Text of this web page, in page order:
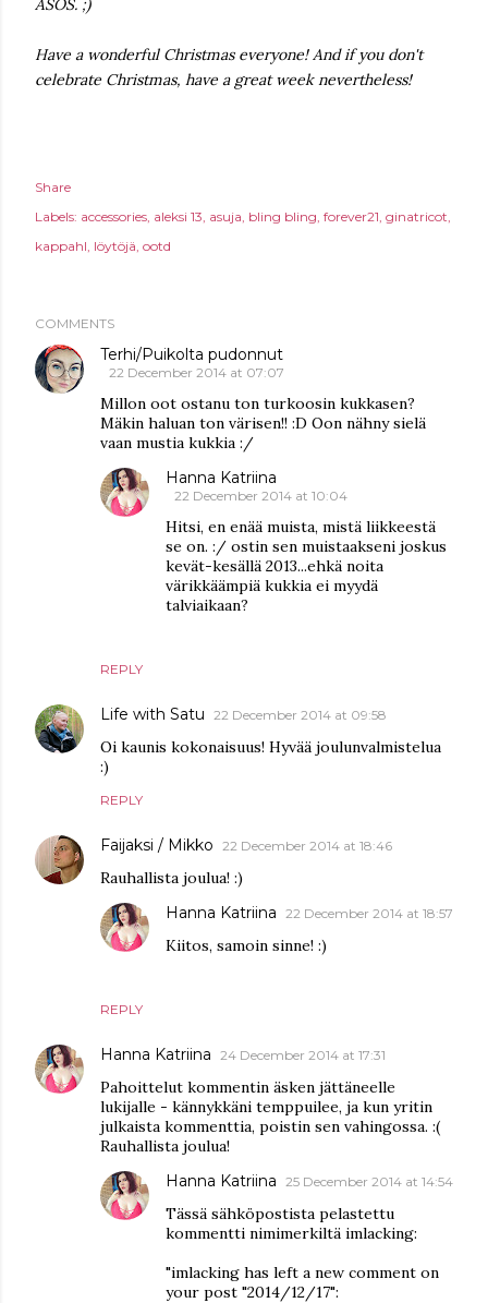
ASOS. ;)
Have a wonderful Christmas everyone! And if you don't
celebrate Christmas, have a great week nevertheless!
Share
Labels: accessories aleksi 13 asuja bling bling forever21 ginatricot
kappahl löytöjä ootd
COMMENTS
Terhi/Puikolta pudonnut
22 December 2014 at 07:07
Millon oot ostanu ton turkoosin kukkasen?
Mäkin haluan ton värisen!! :D Oon nähny sielä
vaan mustia kukkia :/
REPLY
Hanna Katriina
22 December 2014 at 10:04
Hitsi, en enää muista, mistä liikkeestä
se on. :/ ostin sen muistaakseni joskus
kevät-kesällä 2013...ehkä noita
värikkäämpiä kukkia ei myydä
talviaikaan?
Life with Satu 22 December 2014 at 09:58
Oi kaunis kokonaisuus! Hyvää joulunvalmistelua
:)
REPLY
Faijaksi / Mikko 22 December 2014 at 18:46
Rauhallista joulua! :)
REPLY
Hanna Katriina 22 December 2014 at 18:57
Kiitos, samoin sinne! :)
Hanna Katriina 24 December 2014 at 17:31
Pahoittelut kommentin äsken jättäneelle
lukijalle - kännykkäni temppuilee, ja kun yritin
julkaista kommenttia, poistin sen vahingossa. :(
Rauhallista joulua!
Hanna Katriina 25 December 2014 at 14:54
Tässä sähköpostista pelastettu
kommentti nimimerkiltä imlacking:
"imlacking has left a new comment on
your post "2014/12/17":